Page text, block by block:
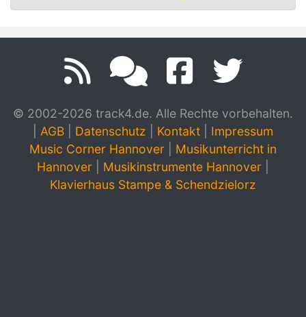
© 2002-2026 track4.de. Alle Rechte vorbehalten.
AGB Datenschutz Kontakt
Impressum
Music Corner Hannover
Musikunterricht in
Hannover
Musikinstrumente Hannover
Klavierhaus Stampe & Schendzielorz